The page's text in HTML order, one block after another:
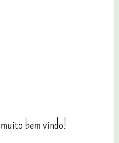
bem vindo!